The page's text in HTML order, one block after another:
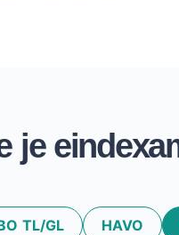
je
TL/GL HAVO